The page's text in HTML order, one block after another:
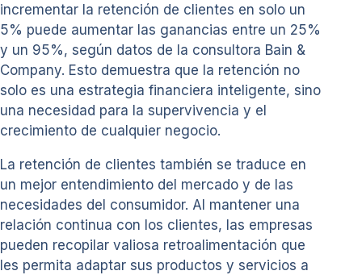
incrementar la retención de clientes en solo un
5% puede aumentar las ganancias entre un 25%
y un 95%, según datos de la consultora Bain &
Company. Esto demuestra que la retención no
solo es una estrategia financiera inteligente, sino
una necesidad para la supervivencia y el
crecimiento de cualquier negocio.
La retención de clientes también se traduce en
un mejor entendimiento del mercado y de las
necesidades del consumidor. Al mantener una
relación continua con los clientes, las empresas
pueden recopilar valiosa retroalimentación que
les permita adaptar sus productos y servicios a